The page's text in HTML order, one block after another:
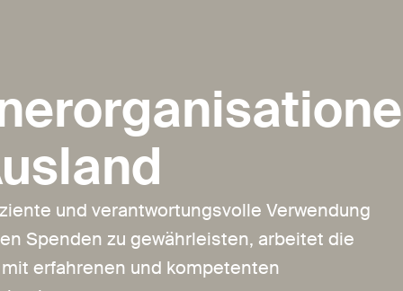
und verantwortungsvolle Verwendung
Spenden zu gewährleisten, arbeitet die
erfahrenen und kompetenten